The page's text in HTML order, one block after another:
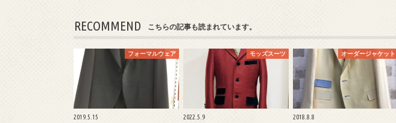
RECOMMEND こちらの記事も読まれています。
フォーマルウェア
2019.5.15
モッズスーツ
2022.5.9
オーダージャケット
2018.8.8